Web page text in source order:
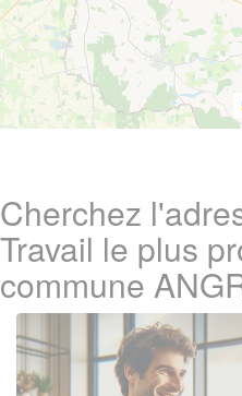
Cherchez
Travail le plus
commune